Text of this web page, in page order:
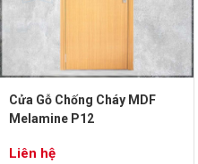
Cửa Gỗ Chống Cháy MDF
Melamine P12
Liên hệ